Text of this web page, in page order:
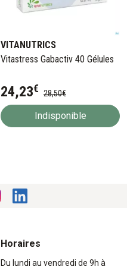
VITANUTRICS
Vitastress Gabactiv 40 Gélules
24,23€ 28,50€
Indisponible
Horaires
Du lundi au vendredi de 9h à